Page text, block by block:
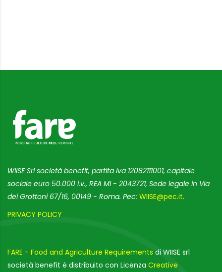
WIISE Srl società benefit, partita Iva 12082111001, capitale
sociale euro 50.000 i.v., REA MI - 2043721, Sede legale in Via
dei Grottoni 67/16, 00149 - Roma. Pec: WIISE@pec.it.
PRIVACY POLICY
FARE - Food and Agriculture Requirements di WIISE srl
società benefit è distribuito con Licenza Creative